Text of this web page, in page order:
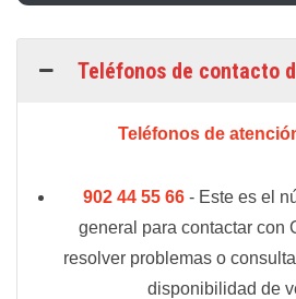
Teléfonos de contacto
Teléfonos de
902 44 55 66- Este es el
general para contactar con
resolver problemas o
disponibilidad de